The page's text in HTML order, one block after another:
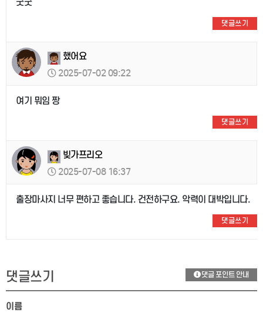
굿굿
댓글쓰기
했어요
2025-07-02 09:22
여기 뭐임 짱
댓글쓰기
빚가프리오
2025-07-08 16:37
출장마사지 너무 편하고 좋습니다. 건전하구요. 악력이 대박입니다.
댓글쓰기
댓글쓰기 댓글 포인트 안내
이름